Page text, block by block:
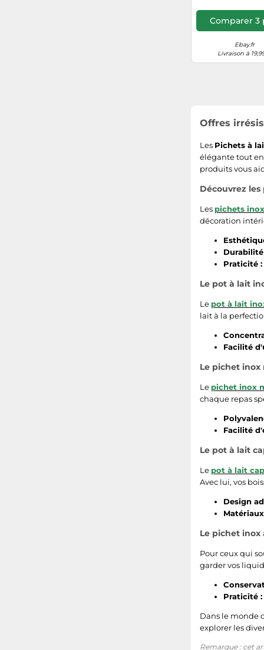
Comparer 3
Ebay.fr
Livraison à
Offres
Les Pichets à
élégante tout
produits vous
Découvrez
Les pichets inox
décoration
Durabilité
Praticité :
Le pot à lait
Le pot à lait
lait à la
Facilité
Le pichet inox
Le pichet inox
chaque repas
Facilité
Le pot à lait
Le pot à lait
Avec lui, vos
Design
Le pichet
Pour ceux qui
garder vos
Praticité :
Dans le monde
explorer les
Remarque : cet